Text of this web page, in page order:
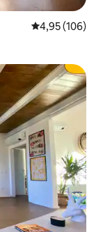
Средна
4,95 (106)